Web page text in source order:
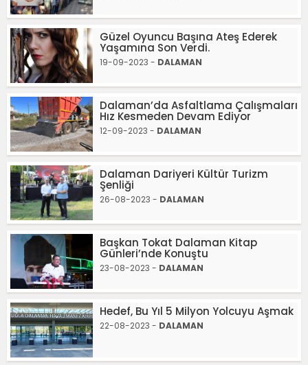
Güzel Oyuncu Başına Ateş Ederek
Yaşamına Son Verdi.
19-09-2023 - DALAMAN
Dalaman’da Asfaltlama Çalışmaları
Hız Kesmeden Devam Ediyor
12-09-2023 - DALAMAN
Dalaman Dariyeri Kültür Turizm
Şenliği
26-08-2023 - DALAMAN
Başkan Tokat Dalaman Kitap
Günleri’nde Konuştu
23-08-2023 - DALAMAN
Hedef, Bu Yıl 5 Milyon Yolcuyu Aşmak
22-08-2023 - DALAMAN